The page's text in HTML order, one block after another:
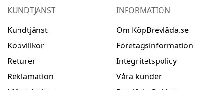
KUNDTJÄNST
Kundtjänst
Köpvillkor
Returer
Reklamation
INFORMATION
Om KöpBrevlåda.se
Företagsinformation
Integritetspolicy
Våra kunder